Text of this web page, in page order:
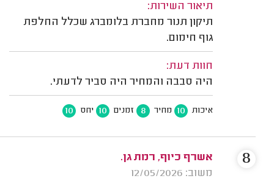
תיאור השירות:
תיקון תנור מחברת בלומברג שכלל החלפת
גוף חימום.
חוות דעת:
היה סבבה והמחיר היה סביר לדעתי.
איכות 10 מחיר 8 זמנים 10 יחס 10
אשרף כיוף, רמת גן.
משוב: 12/05/2026
8